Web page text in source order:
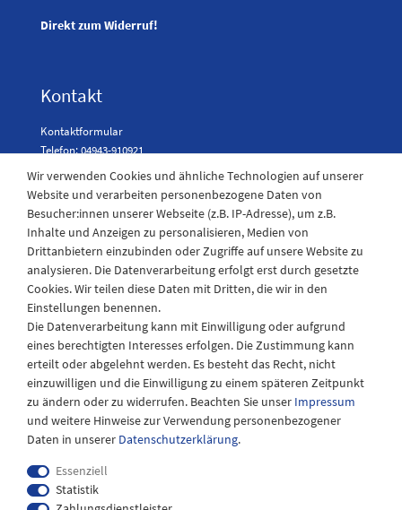
Direkt zum Widerruf!
Kontakt
Kontaktformular
Telefon: 04943-910921
Laden Öffnungszeiten
Montag - Freitag
08:30 - 12:30 und 13.00 - 17.30 Uhr
Samstags
08:30 bis 12:30 Uhr
Wir verwenden Cookies und ähnliche Technologien auf unserer
Website und verarbeiten personenbezogene Daten von
Besucher:innen unserer Webseite (z.B. IP-Adresse), um z.B.
Inhalte und Anzeigen zu personalisieren, Medien von
Drittanbietern einzubinden oder Zugriffe auf unsere Website zu
analysieren. Die Datenverarbeitung erfolgt erst durch gesetzte
Cookies. Wir teilen diese Daten mit Dritten, die wir in den
Einstellungen benennen.
Die Datenverarbeitung kann mit Einwilligung oder aufgrund
eines berechtigten Interesses erfolgen. Die Zustimmung kann
erteilt oder abgelehnt werden. Es besteht das Recht, nicht
einzuwilligen und die Einwilligung zu einem späteren Zeitpunkt
zu ändern oder zu widerrufen. Beachten Sie unser Impressum
und weitere Hinweise zur Verwendung personenbezogener
Daten in unserer Daten­schutz­erklärung.
Essenziell
Statistik